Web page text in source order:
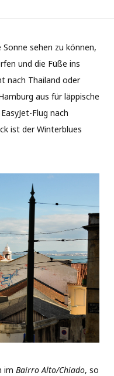
sehen zu können,
und die Füße ins
nach Thailand oder
aus für läppische
Flug nach
ist der Winterblues
im Bairro Alto/Chiado, so